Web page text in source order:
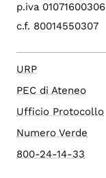
p.iva 01071600306
c.f. 80014550307
URP
PEC di Ateneo
Ufficio Protocollo
Numero Verde
800-24-14-33